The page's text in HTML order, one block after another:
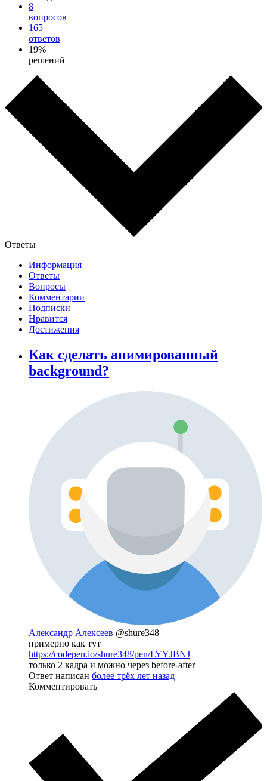
8
вопросов
165
ответов
19%
решений
Ответы
Информация
Ответы
Вопросы
Комментарии
Подписки
Нравится
Достижения
Как сделать анимированный
background?
Александр Алексеев @shure348
примерно как тут
https://codepen.io/shure348/pen/LYYJBNJ
только 2 кадра и можно через before-after
Ответ написан более трёх лет назад
Комментировать